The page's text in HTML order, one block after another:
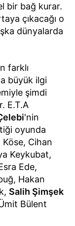
bir bağ kurar.
çıkacağı o
dünyalarda
farklı
büyük ilgi
şimdi
E.T.A
'nin
oyunda
Köse, Cihan
Keykubat,
Ede,
Hakan
Salih Şimşek
Bülent